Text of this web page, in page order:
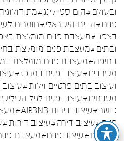
ובעולם#הום סטיילינג#מתודולוגיה
פנים#הבית הישראלי#חומרים
בצפון #מעצבת פנים מומלצת
ובתים#מעצבת פנים מומלצת
בחיפה#מעצבת פנים מומלצת
משרדים#עיצוב פנים במרכז
ועיצוב בתים פרטיים וילות#עיצוב
מטבחים#עיצוב פנים לגיל השלישי
כושר#עיצוב דירות AIRBNB
פנים#עיצוב דירה#עיצוב דירות
המטבח#עיצוב פנים#מעצבת